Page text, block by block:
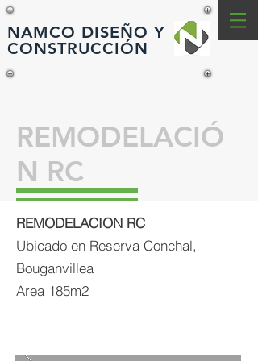
NAMCO DISEÑO Y
CONSTRUCCIÓN
REMODELACIÓ
N RC
REMODELACION RC
Ubicado en Reserva Conchal,
Bouganvillea
Area 185m2